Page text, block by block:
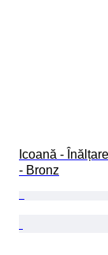
Icoană -
- Bronz